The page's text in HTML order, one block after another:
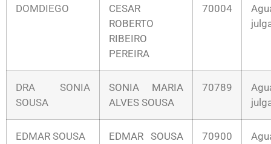
DOMDIEGO
CESAR
ROBERTO
RIBEIRO
PEREIRA
70004
DRA SONIA
SOUSA
SONIA MARIA
ALVES SOUSA
70789
EDMAR SOUSA
EDMAR SOUSA
70900